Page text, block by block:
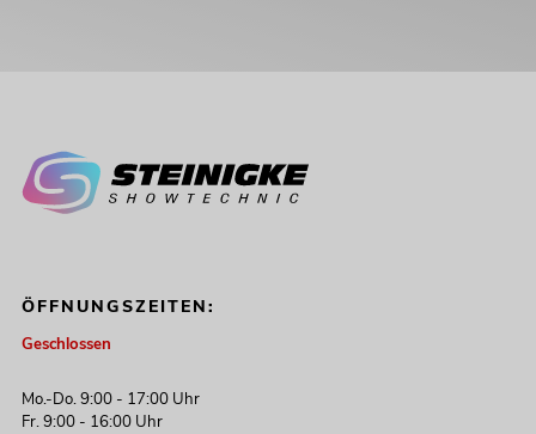
ÖFFNUNGSZEITEN:
Geschlossen
Mo.-Do. 9:00 - 17:00 Uhr
Fr. 9:00 - 16:00 Uhr